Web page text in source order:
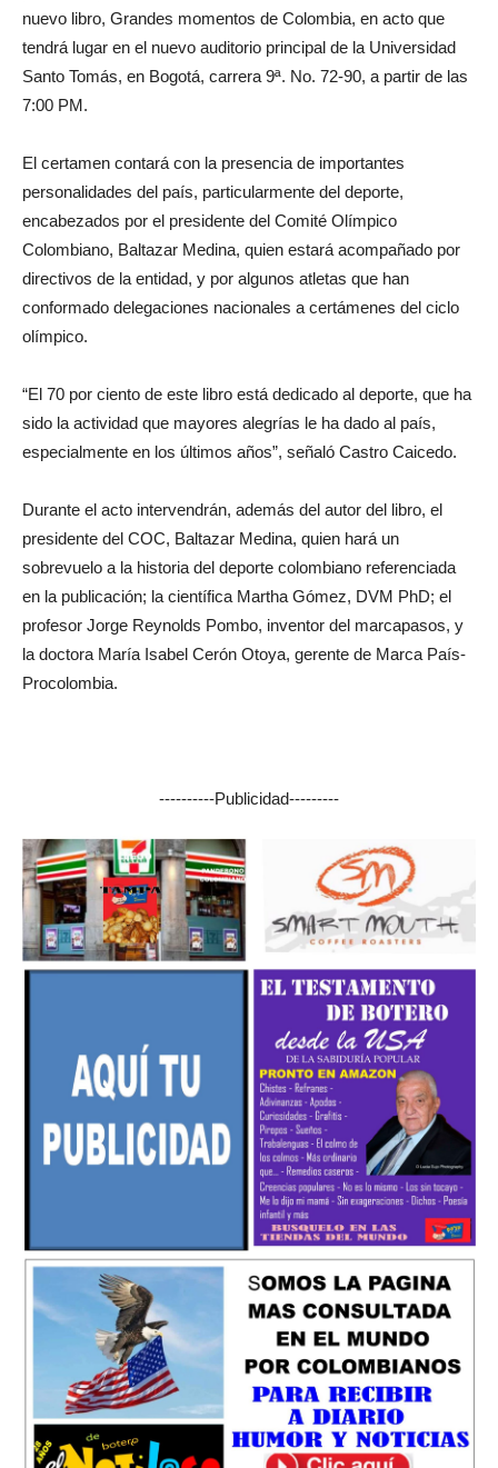
nuevo libro, Grandes momentos de Colombia, en acto que
tendrá lugar en el nuevo auditorio principal de la Universidad
Santo Tomás, en Bogotá, carrera 9ª. No. 72-90, a partir de las
7:00 PM.
El certamen contará con la presencia de importantes
personalidades del país, particularmente del deporte,
encabezados por el presidente del Comité Olímpico
Colombiano, Baltazar Medina, quien estará acompañado por
directivos de la entidad, y por algunos atletas que han
conformado delegaciones nacionales a certámenes del ciclo
olímpico.
“El 70 por ciento de este libro está dedicado al deporte, que ha
sido la actividad que mayores alegrías le ha dado al país,
especialmente en los últimos años”, señaló Castro Caicedo.
Durante el acto intervendrán, además del autor del libro, el
presidente del COC, Baltazar Medina, quien hará un
sobrevuelo a la historia del deporte colombiano referenciada
en la publicación; la científica Martha Gómez, DVM PhD; el
profesor Jorge Reynolds Pombo, inventor del marcapasos, y
la doctora María Isabel Cerón Otoya, gerente de Marca País-
Procolombia.
----------Publicidad---------